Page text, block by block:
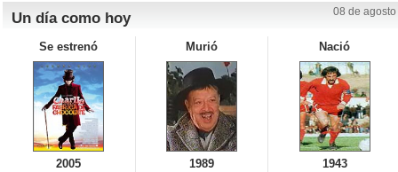
Un día como hoy 08 de agosto
Se estrenó
2005
Murió
1989
Nació
1943